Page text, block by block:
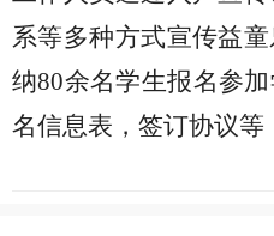
系等多种方式宣传益
纳80余名学生报名参
名信息表，签订协议等